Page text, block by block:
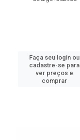
Faça seu login ou
cadastre-se para
ver preços e
comprar